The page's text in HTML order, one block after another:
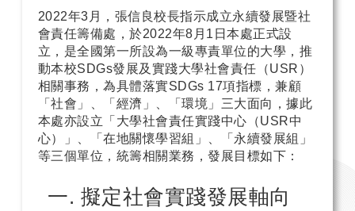
2022年3月，張信良校長指示成立永續發展暨社
會責任籌備處，於2022年8月1日本處正式設
立，是全國第一所設為一級專責單位的大學，推
動本校SDGs發展及實踐大學社會責任（USR）
相關事務，為具體落實SDGs 17項指標，兼顧
「社會」、「經濟」、「環境」三大面向，據此
本處亦設立「大學社會責任實踐中心（USR中
心）」、「在地關懷學習組」、「永續發展組」
等三個單位，統籌相關業務，發展目標如下：
擬定社會實踐發展軸向